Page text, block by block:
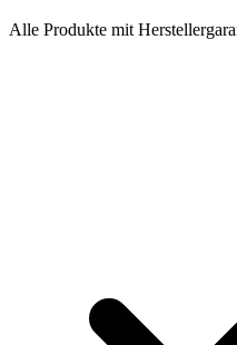
Alle Produkte mit